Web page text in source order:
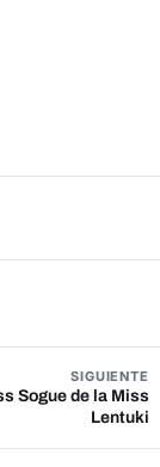
SIGUIENTE
Sogue de la Miss
Lentuki